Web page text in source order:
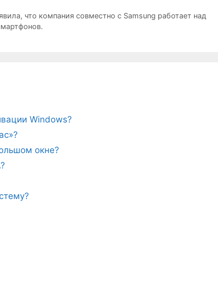
что компания совместно с Samsung работает над
Windows?
окне?